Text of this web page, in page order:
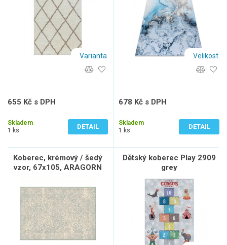
Varianta
655 Kč s DPH
Skladem
1 ks
DETAIL
Velikost
678 Kč s DPH
Skladem
1 ks
DETAIL
Koberec, krémový / šedý
vzor, 67x105, ARAGORN
Dětský koberec Play 2909
grey